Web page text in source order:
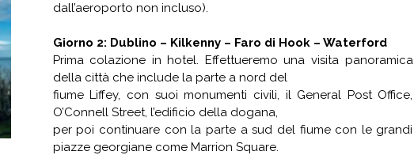
dall’aeroporto non incluso).
Giorno 2: Dublino – Kilkenny – Faro di Hook – Waterford
Prima colazione in hotel. Effettueremo una visita panoramica
della città che include la parte a nord del
fiume Liffey, con suoi monumenti civili, il General Post Office,
O’Connell Street, l’edificio della dogana,
per poi continuare con la parte a sud del fiume con le grandi
piazze georgiane come Marrion Square.